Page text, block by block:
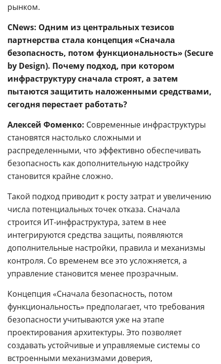
рынком.
CNews: Одним из центральных тезисов
партнерства стала концепция «Сначала
безопасность, потом функциональность» (Secure
by Design). Почему подход, при котором
инфраструктуру сначала строят, а затем
пытаются защитить наложенными средствами,
сегодня перестает работать?
Алексей Фоменко: Современные инфраструктуры
становятся настолько сложными и
распределенными, что эффективно обеспечивать
безопасность как дополнительную надстройку
становится крайне сложно.
Такой подход приводит к росту затрат и увеличению
числа потенциальных точек отказа. Сначала
строится ИТ-инфраструктура, затем в нее
интегрируются средства защиты, появляются
дополнительные настройки, правила и механизмы
контроля. Со временем все это усложняется, а
управление становится менее прозрачным.
Концепция «Сначала безопасность, потом
функциональность» предполагает, что требования
безопасности учитываются уже на этапе
проектирования архитектуры. Это позволяет
создавать устойчивые и управляемые системы со
встроенными механизмами доверия,